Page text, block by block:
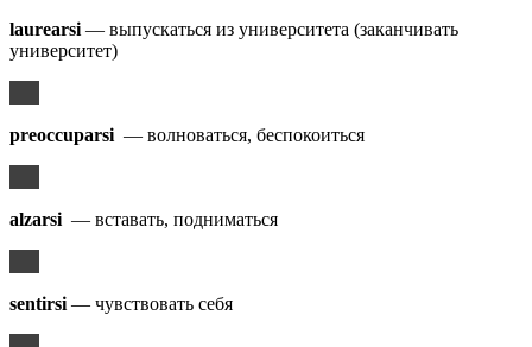
laurearsi — выпускаться из университета (заканчивать
университет)
preoccuparsi — волноваться, беспокоиться
alzarsi — вставать, подниматься
sentirsi — чувствовать себя